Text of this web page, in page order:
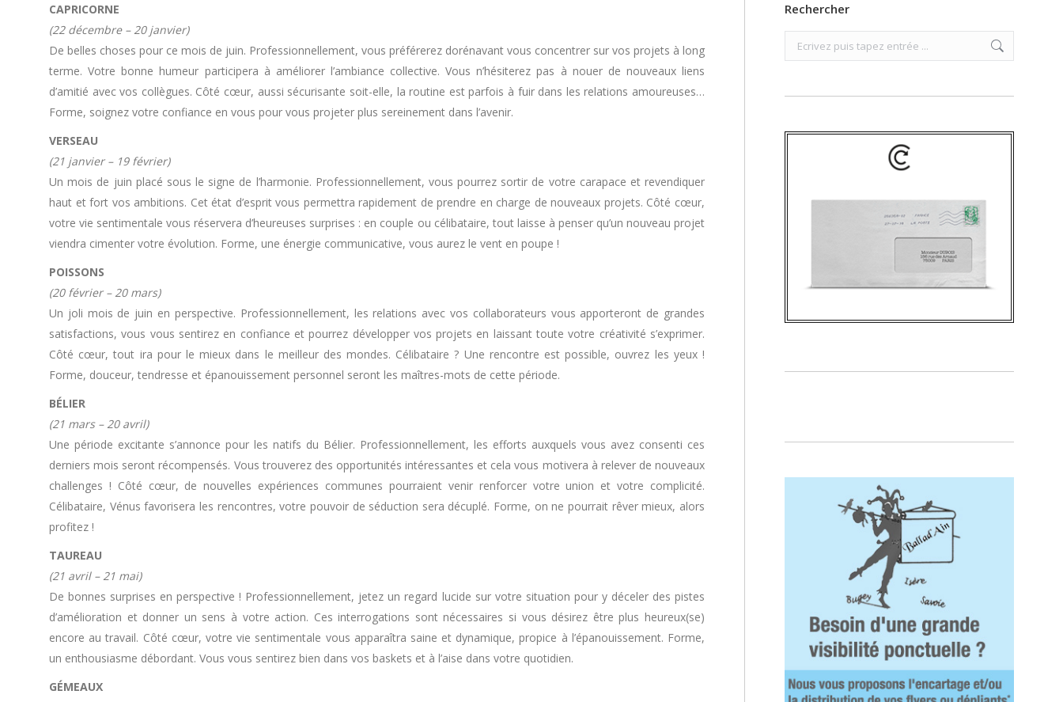
CAPRICORNE
(22 décembre – 20 janvier)
De belles choses pour ce mois de juin. Professionnellement, vous préférerez dorénavant vous concentrer sur vos projets à long
terme. Votre bonne humeur participera à améliorer l’ambiance collective. Vous n’hésiterez pas à nouer de nouveaux liens
d’amitié avec vos collègues. Côté cœur, aussi sécurisante soit-elle, la routine est parfois à fuir dans les relations amoureuses…
Forme, soignez votre confiance en vous pour vous projeter plus sereinement dans l’avenir.
VERSEAU
(21 janvier – 19 février)
Un mois de juin placé sous le signe de l’harmonie. Professionnellement, vous pourrez sortir de votre carapace et revendiquer
haut et fort vos ambitions. Cet état d’esprit vous permettra rapidement de prendre en charge de nouveaux projets. Côté cœur,
votre vie sentimentale vous réservera d’heureuses surprises : en couple ou célibataire, tout laisse à penser qu’un nouveau projet
viendra cimenter votre évolution. Forme, une énergie communicative, vous aurez le vent en poupe !
POISSONS
(20 février – 20 mars)
Un joli mois de juin en perspective. Professionnellement, les relations avec vos collaborateurs vous apporteront de grandes
satisfactions, vous vous sentirez en confiance et pourrez développer vos projets en laissant toute votre créativité s’exprimer.
Côté cœur, tout ira pour le mieux dans le meilleur des mondes. Célibataire ? Une rencontre est possible, ouvrez les yeux !
Forme, douceur, tendresse et épanouissement personnel seront les maîtres-mots de cette période.
BÉLIER
(21 mars – 20 avril)
Une période excitante s’annonce pour les natifs du Bélier. Professionnellement, les efforts auxquels vous avez consenti ces
derniers mois seront récompensés. Vous trouverez des opportunités intéressantes et cela vous motivera à relever de nouveaux
challenges ! Côté cœur, de nouvelles expériences communes pourraient venir renforcer votre union et votre complicité.
Célibataire, Vénus favorisera les rencontres, votre pouvoir de séduction sera décuplé. Forme, on ne pourrait rêver mieux, alors
profitez !
TAUREAU
(21 avril – 21 mai)
De bonnes surprises en perspective ! Professionnellement, jetez un regard lucide sur votre situation pour y déceler des pistes
d’amélioration et donner un sens à votre action. Ces interrogations sont nécessaires si vous désirez être plus heureux(se)
encore au travail. Côté cœur, votre vie sentimentale vous apparaîtra saine et dynamique, propice à l’épanouissement. Forme,
un enthousiasme débordant. Vous vous sentirez bien dans vos baskets et à l’aise dans votre quotidien.
GÉMEAUX
Rechercher
Search: